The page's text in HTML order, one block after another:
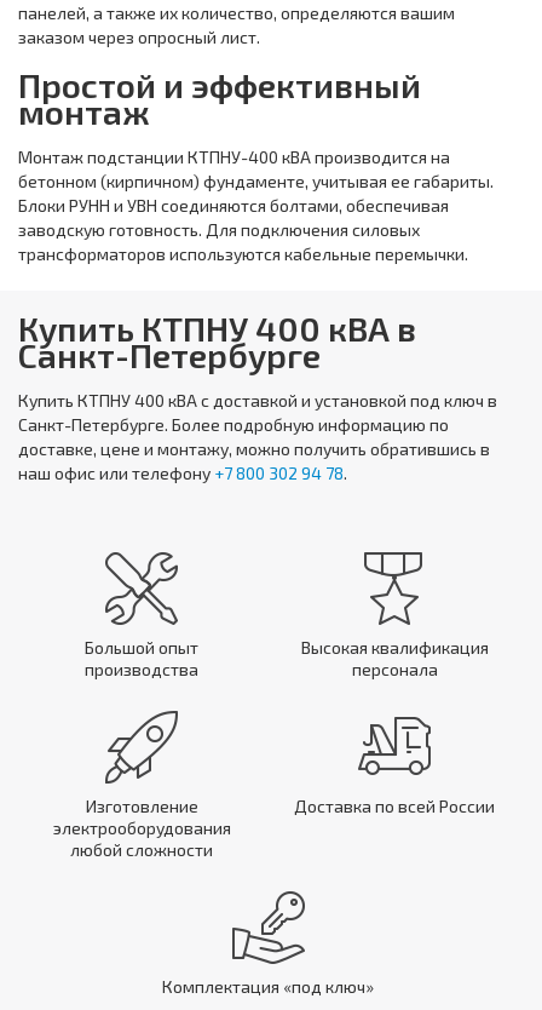
панелей, а также их количество, определяются вашим
заказом через опросный лист.
Простой и эффективный
монтаж
Монтаж подстанции КТПНУ-400 кВА производится на
бетонном (кирпичном) фундаменте, учитывая ее габариты.
Блоки РУНН и УВН соединяются болтами, обеспечивая
заводскую готовность. Для подключения силовых
трансформаторов используются кабельные перемычки.
Купить КТПНУ 400 кВА в
Санкт-Петербурге
Купить КТПНУ 400 кВАс доставкой и установкой под ключ в
Санкт-Петербурге. Более подробную информацию по
доставке, цене и монтажу, можно получить обратившись в
наш офис или телефону +7 800 302 94 78.
Большой опыт
производства
Высокая квалификация
персонала
Изготовление
электрооборудования
любой сложности
Доставка по всей России
Комплектация «под ключ»